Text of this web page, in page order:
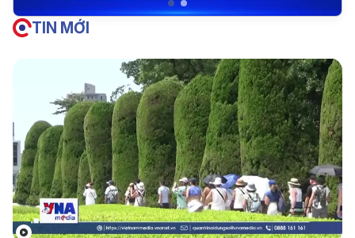
TIN MỚI